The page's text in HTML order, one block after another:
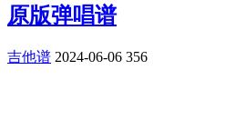
原版弹唱谱
吉他谱 2024-06-06 356